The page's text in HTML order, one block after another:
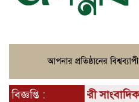
বিজ্ঞপ্তি : জরুরী সাংবাদিক